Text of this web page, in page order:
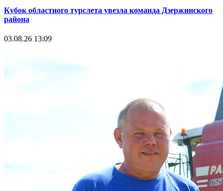
Кубок областного турслета увезла команда Дзержинского
района
03.08.26 13:09